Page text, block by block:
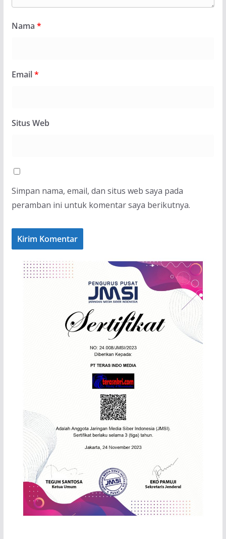
Nama *
Email*
Situs Web
Simpan nama, email, dan situs web saya pada
peramban ini untuk komentar saya berikutnya.